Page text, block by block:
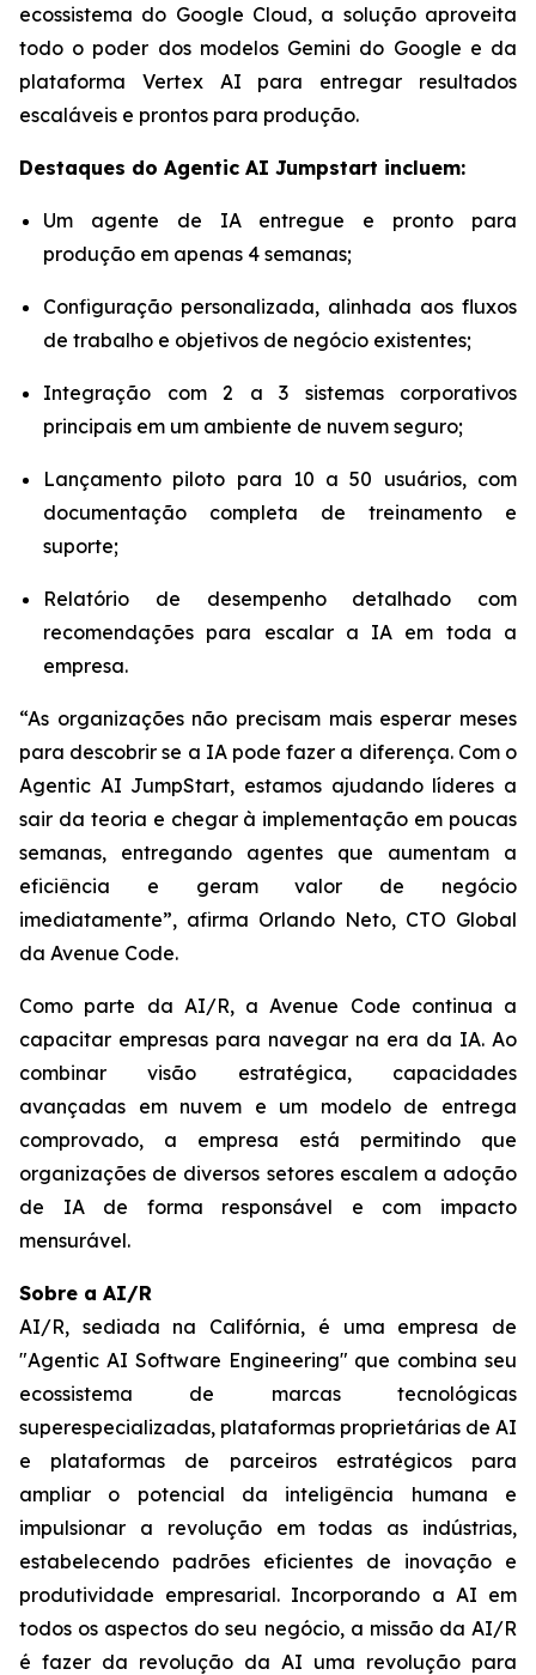
ecossistema do Google Cloud, a solução aproveita
todo o poder dos modelos Gemini do Google e da
plataforma Vertex AI para entregar resultados
escaláveis e prontos para produção.
Destaques do Agentic AI Jumpstart incluem:
Um agente de IA entregue e pronto para
produção em apenas 4 semanas;
Configuração personalizada, alinhada aos fluxos
de trabalho e objetivos de negócio existentes;
Integração com 2 a 3 sistemas corporativos
principais em um ambiente de nuvem seguro;
Lançamento piloto para 10 a 50 usuários, com
documentação completa de treinamento e
suporte;
Relatório de desempenho detalhado com
recomendações para escalar a IA em toda a
empresa.
“As organizações não precisam mais esperar meses
para descobrir se a IA pode fazer a diferença. Com o
Agentic AI JumpStart, estamos ajudando líderes a
sair da teoria e chegar à implementação em poucas
semanas, entregando agentes que aumentam a
eficiência e geram valor de negócio
imediatamente”, afirma Orlando Neto, CTO Global
da Avenue Code.
Como parte da AI/R, a Avenue Code continua a
capacitar empresas para navegar na era da IA. Ao
combinar visão estratégica, capacidades
avançadas em nuvem e um modelo de entrega
comprovado, a empresa está permitindo que
organizações de diversos setores escalem a adoção
de IA de forma responsável e com impacto
mensurável.
Sobre a AI/R
AI/R, sediada na Califórnia, é uma empresa de
"Agentic AI Software Engineering" que combina seu
ecossistema de marcas tecnológicas
superespecializadas, plataformas proprietárias de AI
e plataformas de parceiros estratégicos para
ampliar o potencial da inteligência humana e
impulsionar a revolução em todas as indústrias,
estabelecendo padrões eficientes de inovação e
produtividade empresarial. Incorporando a AI em
todos os aspectos do seu negócio, a missão da AI/R
é fazer da revolução da AI uma revolução para